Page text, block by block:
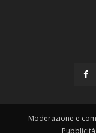
Moderazione e
Pubblicità